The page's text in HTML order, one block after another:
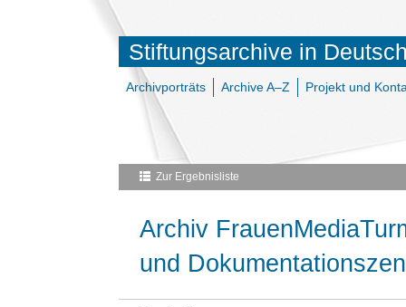
Stiftungsarchive in
Archivporträts Archive A–Z Projekt und
Zur Ergebnisliste
Archiv
und